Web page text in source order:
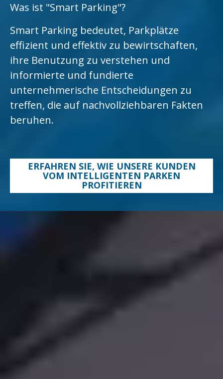
Was ist "Smart Parking"?
Smart Parking bedeutet, Parkplätze
effizient und effektiv zu bewirtschaften,
ihre Benutzung zu verstehen und
informierte und fundierte
unternehmerische Entscheidungen zu
treffen, die auf nachvollziehbaren Fakten
beruhen.
ERFAHREN SIE, WIE UNSERE KUNDEN
VOM INTELLIGENTEN PARKEN
PROFITIEREN